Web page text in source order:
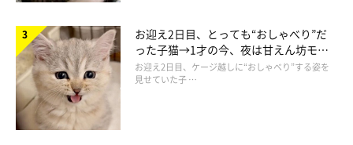
お迎え2日目、とっても“おしゃべり”だ
った子猫→1才の今、夜は甘えん坊モー
ドになるコに成長！
お迎え2日目、ケージ越しに“おしゃべり”する姿を
見せていた子 …